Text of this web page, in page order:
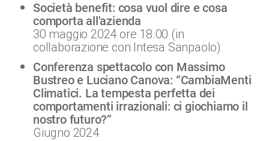
Società benefit: cosa vuol dire e cosa
comporta all'azienda
30 maggio 2024 ore 18.00 (in
collaborazione con Intesa Sanpaolo)
Conferenza spettacolo con Massimo
Bustreo e Luciano Canova: “CambiaMenti
Climatici. La tempesta perfetta dei
comportamenti irrazionali: ci giochiamo il
nostro futuro?”
Giugno 2024